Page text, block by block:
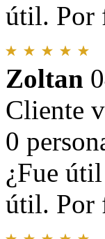
útil. Por
Zoltan
Cliente
0
¿Fue útil
útil. Por